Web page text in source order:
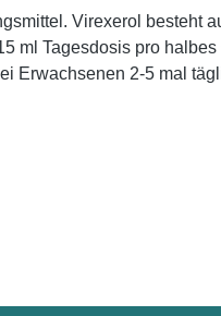
Virexerol besteht
ml Tagesdosis pro
Erwachsenen 2-5 mal
40 Minuten vor oder